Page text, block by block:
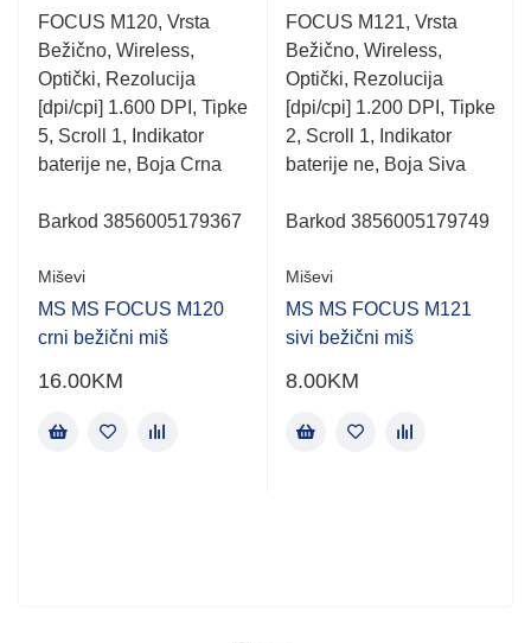
Rated
0.001
out
of
5
FOCUS M120, Vrsta
Bežično, Wireless,
Optički, Rezolucija
[dpi/cpi] 1.600 DPI, Tipke
5, Scroll 1, Indikator
baterije ne, Boja Crna
Barkod 3856005179367
Miševi
MS MS FOCUS M120
crni bežični miš
16.00KM
Rated
0.001
out
of
5
FOCUS M121, Vrsta
Bežično, Wireless,
Optički, Rezolucija
[dpi/cpi] 1.200 DPI, Tipke
2, Scroll 1, Indikator
baterije ne, Boja Siva
Barkod 3856005179749
Miševi
MS MS FOCUS M121
sivi bežični miš
8.00KM